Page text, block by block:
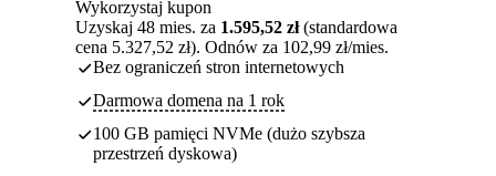
Wykorzystaj kupon
Uzyskaj 48 mies. za 1.595,52 zł(standardowa
cena 5.327,52 zł). Odnów za 102,99 zł/mies.
Bez ograniczeń stron internetowych
Darmowa domena na 1 rok
100 GB pamięci NVMe (dużo szybsza
przestrzeń dyskowa)